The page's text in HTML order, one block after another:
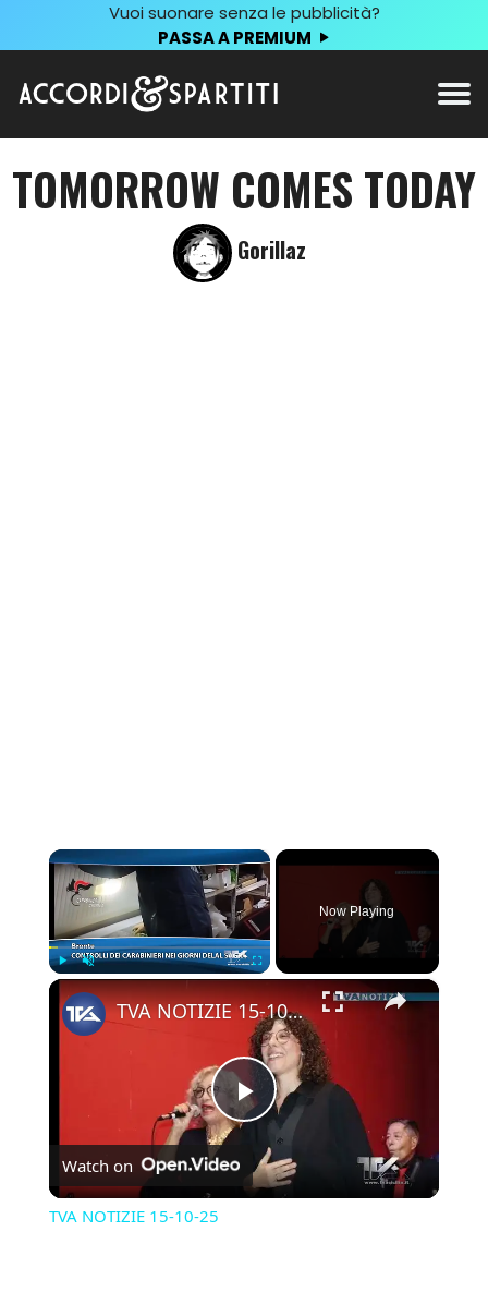
Vuoi suonare senza le pubblicità?
PASSA A PREMIUM
TOMORROW COMES TODAY
Gorillaz
×
Play Unmute
Now Playing
×
Play
Video
TVA NOTIZIE 15-10-25
Watch on
TVA NOTIZIE 15-10-25